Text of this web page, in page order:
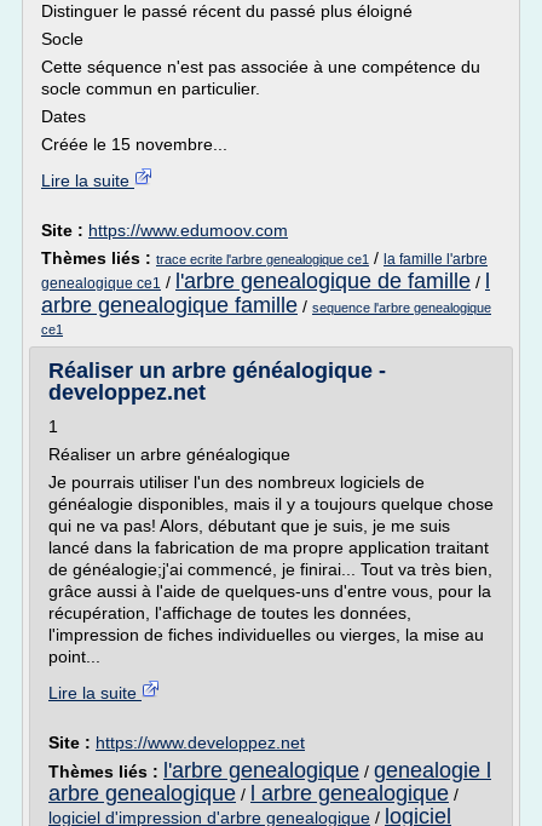
Distinguer le passé récent du passé plus éloigné
Socle
Cette séquence n'est pas associée à une compétence du
socle commun en particulier.
Dates
Créée le 15 novembre...
Lire la suite
Site : https://www.edumoov.com
Thèmes liés : trace ecrite l'arbre genealogique ce1 / la famille l'arbre
genealogique ce1 / l'arbre genealogique de famille /
arbre genealogique famille / sequence l'arbre genealogique
ce1
Réaliser un arbre généalogique -
developpez.net
1
Réaliser un arbre généalogique
Je pourrais utiliser l'un des nombreux logiciels de
généalogie disponibles, mais il y a toujours quelque chose
qui ne va pas! Alors, débutant que je suis, je me suis
lancé dans la fabrication de ma propre application traitant
de généalogie;j'ai commencé, je finirai... Tout va très bien,
grâce aussi à l'aide de quelques-uns d'entre vous, pour la
récupération, l'affichage de toutes les données,
l'impression de fiches individuelles ou vierges, la mise au
point...
Lire la suite
Site : https://www.developpez.net
Thèmes liés :
l'arbre genealogique / genealogie l
arbre genealogique / l arbre genealogique /
logiciel d'impression d'arbre genealogique / logiciel